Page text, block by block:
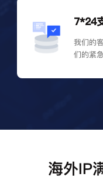
7*24
我们的
们的紧
海外IP